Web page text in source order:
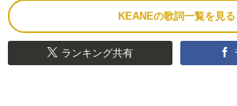
KEANEの歌詞一覧を見る
ランキング共有